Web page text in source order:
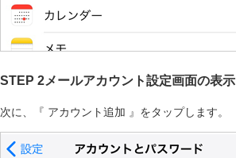
STEP 2メールアカウント設定画面の表示
次に、『 アカウント追加 』をタップします。